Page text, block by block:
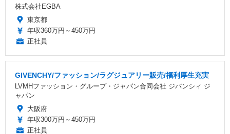
株式会社EGBA
東京都
年収360万円～450万円
正社員
GIVENCHY/ファッション/ラグジュアリー販売/福利厚生充実
LVMHファッション・グループ・ジャパン合同会社 ジバンシィ ジ
ャパン
大阪府
年収300万円～450万円
正社員